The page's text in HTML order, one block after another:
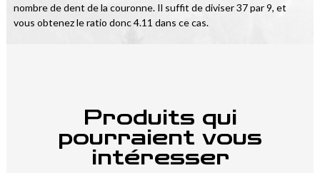
nombre de dent de la couronne. Il suffit de diviser 37 par 9, et
vous obtenez le ratio donc 4.11 dans ce cas.
Produits qui
pourraient vous
intéresser